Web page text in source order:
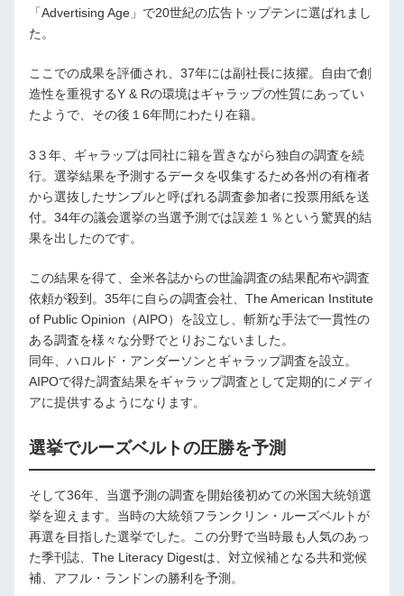
「Advertising Age」で20世紀の広告トップテンに選ばれまし
た。
ここでの成果を評価され、37年には副社長に抜擢。自由で創
造性を重視するY & Rの環境はギャラップの性質にあってい
たようで、その後１6年間にわたり在籍。
3３年、ギャラップは同社に籍を置きながら独自の調査を続
行。選挙結果を予測するデータを収集するため各州の有権者
から選抜したサンプルと呼ばれる調査参加者に投票用紙を送
付。34年の議会選挙の当選予測では誤差１％という驚異的結
果を出したのです。
この結果を得て、全米各誌からの世論調査の結果配布や調査
依頼が殺到。35年に自らの調査会社、The American Institute
of Public Opinion（AIPO）を設立し、斬新な手法で一貫性の
ある調査を様々な分野でとりおこないました。
同年、ハロルド・アンダーソンとギャラップ調査を設立。
AIPOで得た調査結果をギャラップ調査として定期的にメディ
アに提供するようになります。
選挙でルーズベルトの圧勝を予測
そして36年、当選予測の調査を開始後初めての米国大統領選
挙を迎えます。当時の大統領フランクリン・ルーズベルトが
再選を目指した選挙でした。この分野で当時最も人気のあっ
た季刊誌、The Literacy Digestは、対立候補となる共和党候
補、アフル・ランドンの勝利を予測。